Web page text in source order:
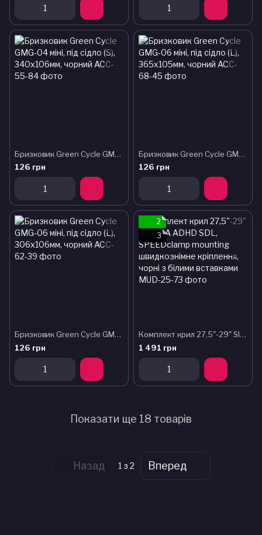
Бризковик Green Cycle GMG-04 міні, під сідло (S), 340x106мм, чорний
126 грн
Бризковик Green Cycle GMG-06 міні, під сідло (L), 365х105мм, чорний
126 грн
Бризковик Green Cycle GMG-06 міні, під сідло (L), 306х106мм, чорний
126 грн
2
3
Комплект крил 27,5"-29" SIMPLA ADHD SDL, SPEEDclamp mounting швидкознімне кріплення, чорні з білими вставками
1 491 грн
Показати ще 18 товарів
Назад 1 з 2 Вперед